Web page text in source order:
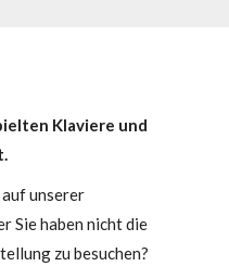
Klaviere und
unserer
Sie haben nicht die
zu besuchen?